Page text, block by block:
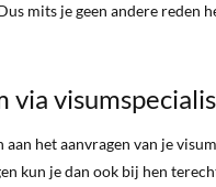
mits je geen andere reden
via
het aanvragen van je
kun je dan ook bij hen